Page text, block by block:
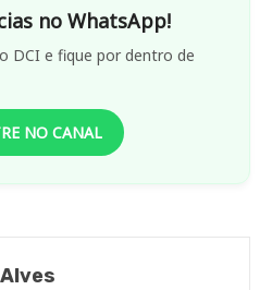
no WhatsApp!
DCI e fique por dentro de
NO CANAL